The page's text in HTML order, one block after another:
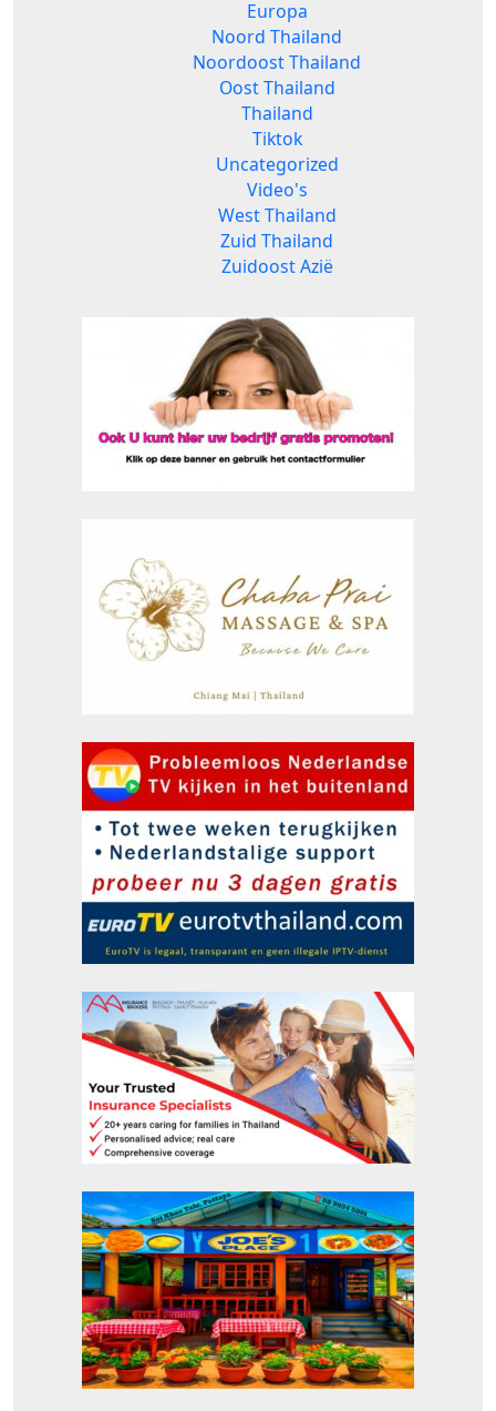
Europa
Noord Thailand
Noordoost Thailand
Oost Thailand
Thailand
Tiktok
Uncategorized
Video's
West Thailand
Zuid Thailand
Zuidoost Azië